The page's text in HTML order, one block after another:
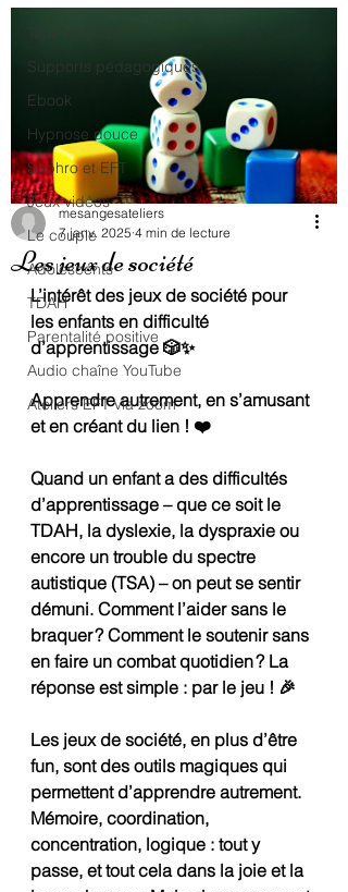
Supports pédagogiques
Ebook
Hypnose douce
Sophro et EFT
Jeux vidéos
Le couple
Adolescents
TDAH
Parentalité positive
Audio chaîne YouTube
Ateliers EFT via zoom
Les jeux de société
mesangesateliers
7 janv. 2025 4 min de lecture
L’intérêt des jeux de société pour
les enfants en difficulté
d’apprentissage 🎲✨
Apprendre autrement, en s’amusant
et en créant du lien ! ❤️
Quand un enfant a des difficultés
d’apprentissage – que ce soit le
TDAH, la dyslexie, la dyspraxie ou
encore un trouble du spectre
autistique (TSA) – on peut se sentir
démuni. Comment l’aider sans le
braquer ? Comment le soutenir sans
en faire un combat quotidien ? La
réponse est simple : par le jeu ! 🎉
Les jeux de société, en plus d’être
fun, sont des outils magiques qui
permettent d’apprendre autrement.
Mémoire, coordination,
concentration, logique : tout y
passe, et tout cela dans la joie et la